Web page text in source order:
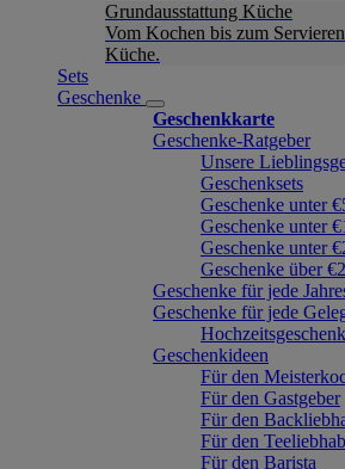
Grundausstattung Küche
Vom Kochen bis zum
Küche.
Sets
Geschenke
Geschenkkarte
Geschenke-Ratgeber
Unsere
Geschenksets
Geschenke unter
Geschenke unter
Geschenke unter
Geschenke über
Geschenke für jede
Geschenke für jede
Geschenkideen
Für den
Für den Gastgeber
Für den
Für den
Für den Barista